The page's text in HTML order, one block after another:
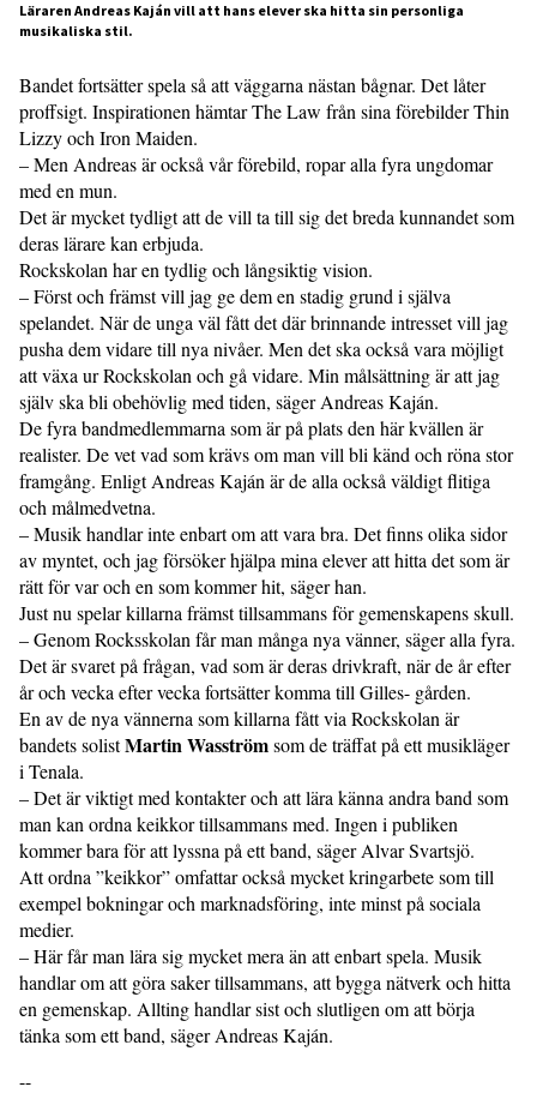
Läraren Andreas Kaján vill att hans elever ska hitta sin personliga
musikaliska stil.
Bandet fortsätter spela så att väggarna nästan bågnar. Det låter
proffsigt. Inspirationen hämtar The Law från sina förebilder Thin
Lizzy och Iron Maiden.
– Men Andreas är också vår förebild, ropar alla fyra ungdomar
med en mun.
Det är mycket tydligt att de vill ta till sig det breda kunnandet som
deras lärare kan erbjuda.
Rockskolan har en tydlig och långsiktig vision.
– Först och främst vill jag ge dem en stadig grund i själva
spelandet. När de unga väl fått det där brinnande intresset vill jag
pusha dem vidare till nya nivåer. Men det ska också vara möjligt
att växa ur Rockskolan och gå vidare. Min målsättning är att jag
själv ska bli obehövlig med tiden, säger Andreas Kaján.
De fyra bandmedlemmarna som är på plats den här kvällen är
realister. De vet vad som krävs om man vill bli känd och röna stor
framgång. Enligt Andreas Kaján är de alla också väldigt flitiga
och målmedvetna.
– Musik handlar inte enbart om att vara bra. Det finns olika sidor
av myntet, och jag försöker hjälpa mina elever att hitta det som är
rätt för var och en som kommer hit, säger han.
Just nu spelar killarna främst tillsammans för gemenskapens skull.
– Genom Rocksskolan får man många nya vänner, säger alla fyra.
Det är svaret på frågan, vad som är deras drivkraft, när de år efter
år och vecka efter vecka fortsätter komma till Gilles­- gården.
En av de nya vännerna som killarna fått via Rockskolan är
bandets solistMartin Wasströmsom de träffat på ett musik­läger
i Tenala.
– Det är viktigt med kontakter och att lära känna andra band som
man kan ordna keikkor tillsammans med. Ingen i publiken
kommer bara för att lyssna på ett band, säger Alvar Svartsjö.
Att ordna ”keikkor” omfattar också mycket kringarbete som till
exempel bokningar och marknadsföring, inte minst på sociala
medier.
– Här får man lära sig mycket mera än att enbart spela. Musik
handlar om att göra saker tillsammans, att bygga nätverk och hitta
en gemenskap. Allting handlar sist och slutligen om att börja
tänka som ett band, säger Andreas Kaján.
--